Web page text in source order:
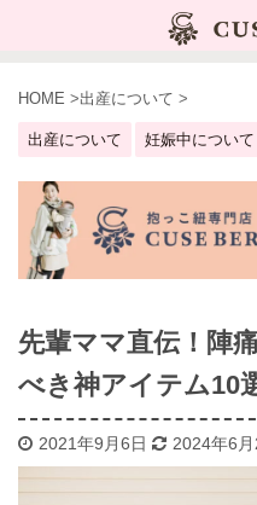
HOME >出産について >
出産について 妊娠中について
先輩ママ直伝！陣
べき神アイテム10
2021年9月6日 2024年6月